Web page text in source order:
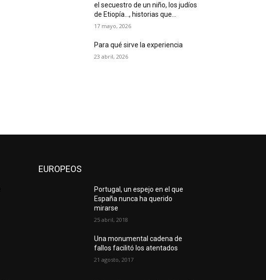
el secuestro de un niño, los judíos
de Etiopía…, historias que...
17 mayo, 2026
Para qué sirve la experiencia
23 abril, 2026
EUROPEOS
Portugal, un espejo en el que
España nunca ha querido
mirarse
25 abril, 2018
Una monumental cadena de
fallos facilitó los atentados
21 agosto, 2017